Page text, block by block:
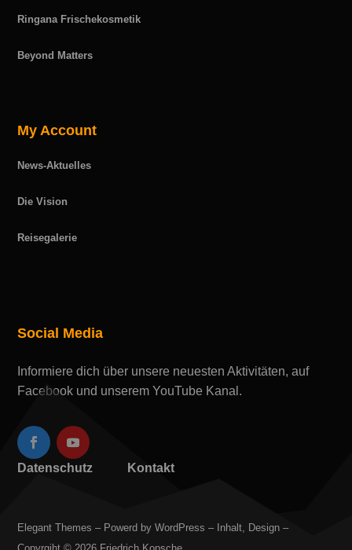
Ringana Frischekosmetik
Beyond Matters
My Account
News-Aktuelles
Die Vision
Reisegalerie
Social Media
Informiere dich über unsere neuesten Aktivitäten, auf
Facebook und unserem YouTube Kanal.
Datenschutz Kontakt
Elegant Themes – Powerd by WordPress – Inhalt, Design –